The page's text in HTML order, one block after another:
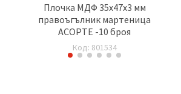
Плочка МДФ 35x47x3 мм
правоъгълник мартеница
АСОРТЕ -10 броя
Код: 801534